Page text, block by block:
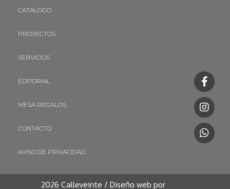
CATÁLOGO
PROYECTOS
SERVICIOS
EDITORIAL
MESA REGALOS
CONTACTO
AVISO DE PRIVACIDAD
2026 Calleveinte / Diseño web por